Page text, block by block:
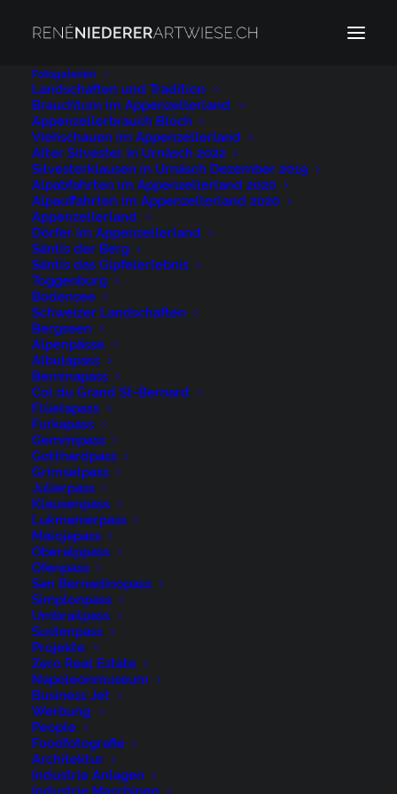
Fotogalerien
Landschaften und Tradition
Brauchtum im Appenzellerland
Appenzellerbrauch Bloch
Viehschauen im Appenzellerland
Alter Silvester in Urnäsch 2022
Silvesterklausen in Urnäsch Dezember 2019
Alpabfahrten im Appenzellerland 2020
Alpauffahrten im Appenzellerland 2020
Appenzellerland
Dörfer im Appenzellerland
Säntis der Berg
Säntis das Gipfelerlebnis
Toggenburg
Bodensee
Schweizer Landschaften
Bergseen
Alpenpässe
Albulapass
Berninapass
Col du Grand St-Bernard
Flüelapass
Furkapass
Gemmipass
Gotthardpass
Grimselpass
Julierpass
Klausenpass
Lukmanierpass
Malojapass
Oberalppass
Ofenpass
San Bernadinopass
Simplonpass
Umbrailpass
Sustenpass
Projekte
Zero Real Estate
Napoleonmuseum
Business Jet
Werbung
People
Foodfotografie
Architektur
Industrie Anlagen
San Bernadino
Home Archive by Category "San Bernadino"
San Bernadino
Fotoworkshop Natur
Alpen, Alpenpass, Bergsee, Bernhardinpass,
Gewässer, Graubünden, Passo del
Sanbernadino, San Bernadino, San-
Bernardino-Pass, Schweiz, See, Suisse,
Switzerland, lake
by niederer@artwiese.ch
René Niederer Fotografie
Nürigstrasse 4
CH 9107 Urnäsch
Switzerland